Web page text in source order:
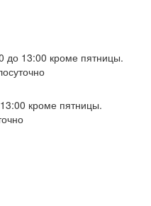
до 13:00 кроме пятницы.
кроме пятницы.